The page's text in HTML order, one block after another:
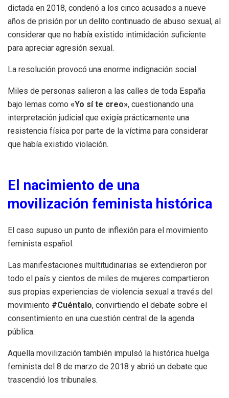
dictada en 2018, condenó a los cinco acusados a nueve
años de prisión por un delito continuado de abuso sexual, al
considerar que no había existido intimidación suficiente
para apreciar agresión sexual.
La resolución provocó una enorme indignación social.
Miles de personas salieron a las calles de toda España
bajo lemas como «Yo sí te creo», cuestionando una
interpretación judicial que exigía prácticamente una
resistencia física por parte de la víctima para considerar
que había existido violación.
El nacimiento de una
movilización feminista histórica
El caso supuso un punto de inflexión para el movimiento
feminista español.
Las manifestaciones multitudinarias se extendieron por
todo el país y cientos de miles de mujeres compartieron
sus propias experiencias de violencia sexual a través del
movimiento #Cuéntalo, convirtiendo el debate sobre el
consentimiento en una cuestión central de la agenda
pública.
Aquella movilización también impulsó la histórica huelga
feminista del 8 de marzo de 2018 y abrió un debate que
trascendió los tribunales.